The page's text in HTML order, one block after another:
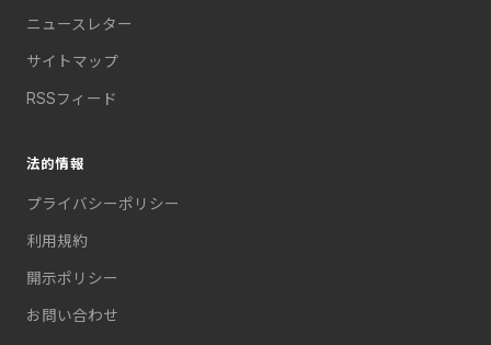
ニュースレター
サイトマップ
RSSフィード
法的情報
プライバシーポリシー
利用規約
開示ポリシー
お問い合わせ